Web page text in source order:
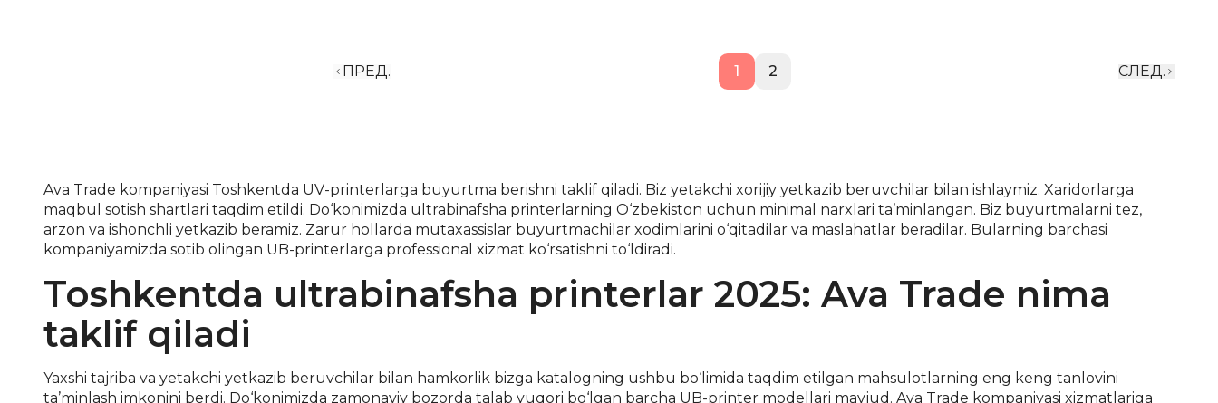
ПРЕД. 1 2 СЛЕД.
Ava Trade kompaniyasi Toshkentda UV-printerlarga buyurtma berishni taklif qiladi. Biz yetakchi xorijiy yetkazib beruvchilar bilan ishlaymiz. Xaridorlarga
maqbul sotish shartlari taqdim etildi. Do‘konimizda ultrabinafsha printerlarning O‘zbekiston uchun minimal narxlari ta’minlangan. Biz buyurtmalarni tez,
arzon va ishonchli yetkazib beramiz. Zarur hollarda mutaxassislar buyurtmachilar xodimlarini o‘qitadilar va maslahatlar beradilar. Bularning barchasi
kompaniyamizda sotib olingan UB-printerlarga professional xizmat ko‘rsatishni to‘ldiradi.
Toshkentda ultrabinafsha printerlar 2025: Ava Trade nima
taklif qiladi
Yaxshi tajriba va yetakchi yetkazib beruvchilar bilan hamkorlik bizga katalogning ushbu bo‘limida taqdim etilgan mahsulotlarning eng keng tanlovini
ta’minlash imkonini berdi. Do‘konimizda zamonaviy bozorda talab yuqori bo‘lgan barcha UB-printer modellari mavjud. Ava Trade kompaniyasi xizmatlariga